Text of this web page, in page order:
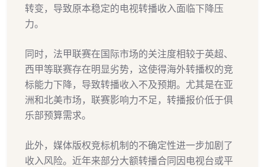
转变，导致原本稳定的电视转播收入面临下降压
力。
同时，法甲联赛在国际市场的关注度相较于英超、
西甲等联赛存在明显劣势，这使得海外转播权的竞
标能力下降，导致转播收入不及预期。尤其是在亚
洲和北美市场，联赛影响力不足，转播报价低于俱
乐部预算需求。
此外，媒体版权竞标机制的不确定性进一步加剧了
收入风险。近年来部分大额转播合同因电视台或平